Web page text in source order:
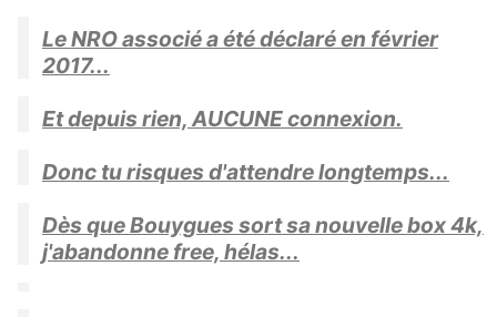
Le NRO associé a été déclaré en février
2017...
Et depuis rien, AUCUNE connexion.
Donc tu risques d'attendre longtemps...
Dès que Bouygues sort sa nouvelle box 4k,
j'abandonne free, hélas...